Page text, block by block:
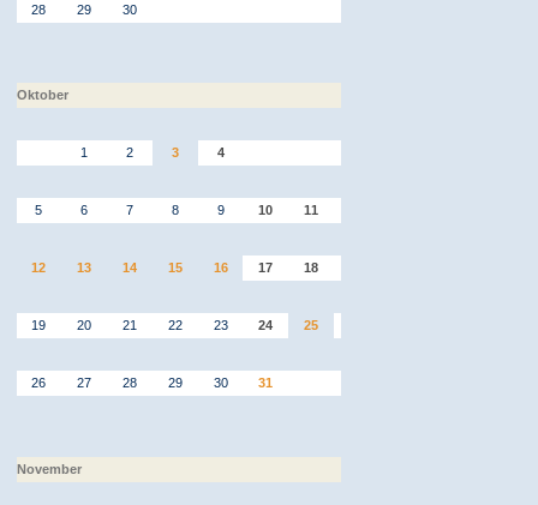
28 29 30
Oktober
1 2 3 4
5 6 7 8 9 10 11
12 13 14 15 16 17 18
19 20 21 22 23 24 25
26 27 28 29 30 31
November